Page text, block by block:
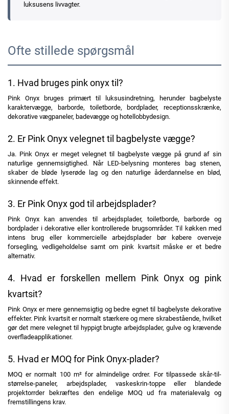
luksusens livvagter.
Ofte stillede spørgsmål
1. Hvad bruges pink onyx til?
Pink Onyx bruges primært til luksusindretning, herunder bagbelyste
karaktervægge, barborde, toiletborde, bordplader, receptionsskrænke,
dekorative vægpaneler, badevægge og hotellobbydesign.
2. Er Pink Onyx velegnet til bagbelyste vægge?
Ja. Pink Onyx er meget velegnet til bagbelyste vægge på grund af sin
naturlige gennemsigtighed. Når LED-belysning monteres bag stenen,
skaber de bløde lyserøde lag og den naturlige åderdannelse en blød,
skinnende effekt.
3. Er Pink Onyx god til arbejdsplader?
Pink Onyx kan anvendes til arbejdsplader, toiletborde, barborde og
bordplader i dekorative eller kontrollerede brugsområder. Til køkken med
intens brug eller kommercielle arbejdsplader bør købere overveje
forsegling, vedligeholdelse samt om pink kvartsit måske er et bedre
alternativ.
4. Hvad er forskellen mellem Pink Onyx og pink
kvartsit?
Pink Onyx er mere gennemsigtig og bedre egnet til bagbelyste dekorative
effekter. Pink kvartsit er normalt stærkere og mere skrabestående, hvilket
gør det mere velegnet til hyppigt brugte arbejdsplader, gulve og krævende
overfladeapplikationer.
5. Hvad er MOQ for Pink Onyx-plader?
MOQ er normalt 100 m² for almindelige ordrer. For tilpassede skår-til-
størrelse-paneler, arbejdsplader, vaskeskrin-toppe eller blandede
projektorrder bekræftes den endelige MOQ ud fra materialevalg og
fremstillingens krav.